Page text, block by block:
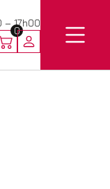
– 17h00
0